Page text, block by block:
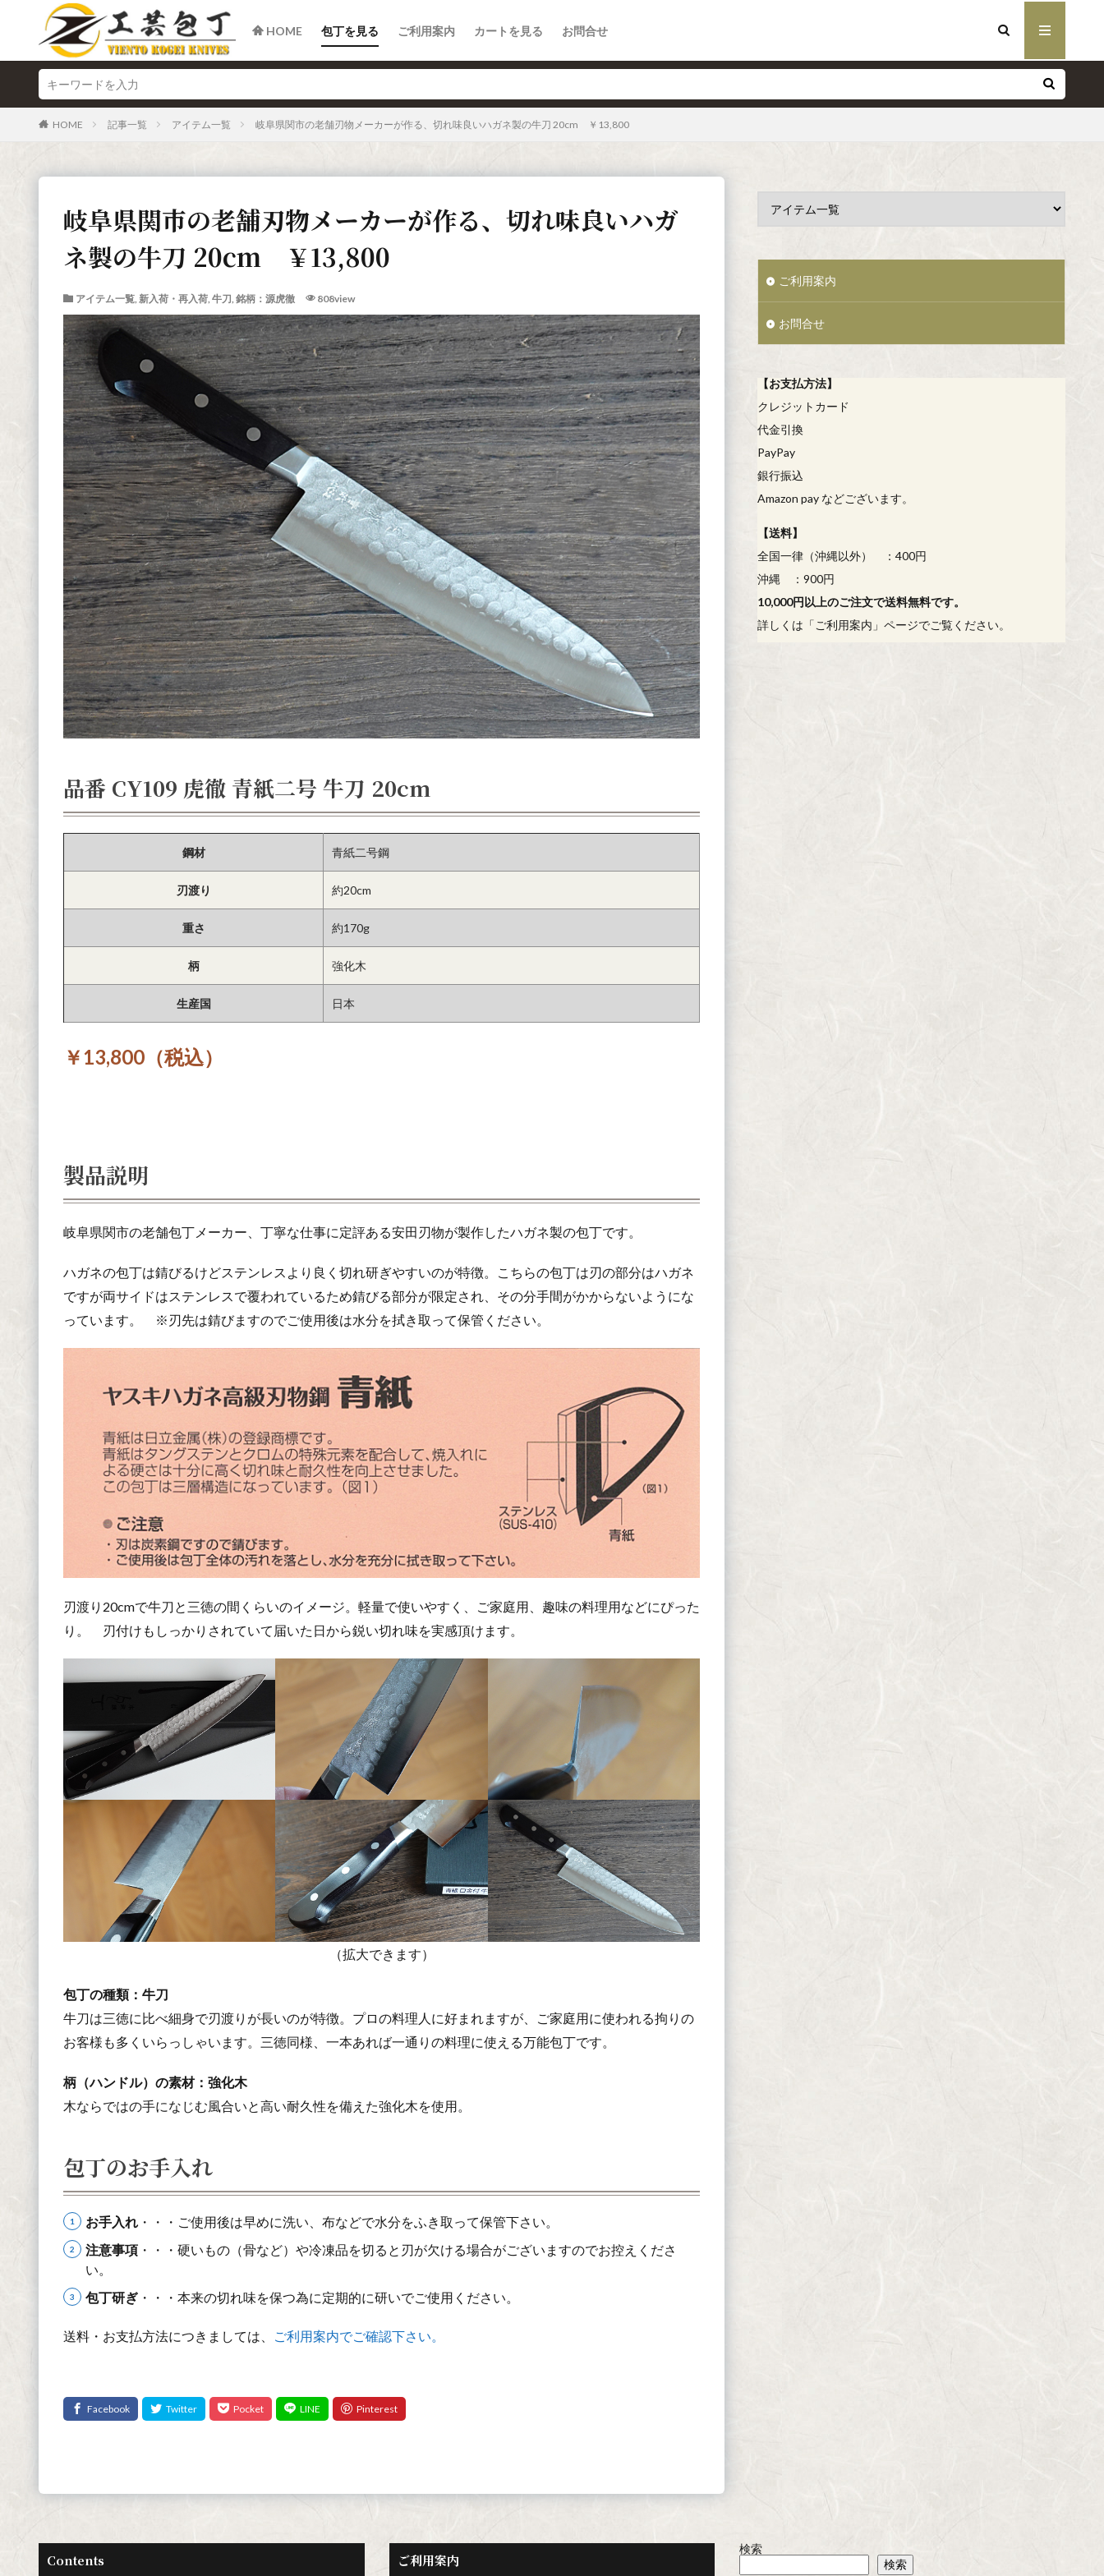
HOME 包丁を見る ご利用案内 カートを見る お問合せ
HOME 記事一覧 アイテム一覧 岐阜県関市の老舗刃物メーカーが作る、切れ味良いハガネ製の牛刀 20cm ￥13,800
岐阜県関市の老舗刃物メーカーが作る、切れ味良いハガ
ネ製の牛刀 20cm ￥13,800
アイテム一覧, 新入荷・再入荷, 牛刀, 銘柄：源虎徹 808view
品番 CY109 虎徹 青紙二号 牛刀 20cm
鋼材 青紙二号鋼
刃渡り 約20cm
重さ 約170g
柄 強化木
生産国 日本
￥13,800（税込）
製品説明
岐阜県関市の老舗包丁メーカー、丁寧な仕事に定評ある安田刃物が製作したハガネ製の包丁です。
ハガネの包丁は錆びるけどステンレスより良く切れ研ぎやすいのが特徴。こちらの包丁は刃の部分はハガネ
ですが両サイドはステンレスで覆われているため錆びる部分が限定され、その分手間がかからないようにな
っています。 ※刃先は錆びますのでご使用後は水分を拭き取って保管ください。
刃渡り20cmで牛刀と三徳の間くらいのイメージ。軽量で使いやすく、ご家庭用、趣味の料理用などにぴった
り。 刃付けもしっかりされていて届いた日から鋭い切れ味を実感頂けます。
（拡大できます）
包丁の種類：牛刀
牛刀は三徳に比べ細身で刃渡りが長いのが特徴。プロの料理人に好まれますが、ご家庭用に使われる拘りの
お客様も多くいらっしゃいます。三徳同様、一本あれば一通りの料理に使える万能包丁です。
柄（ハンドル）の素材：強化木
木ならではの手になじむ風合いと高い耐久性を備えた強化木を使用。
包丁のお手入れ
お手入れ ・・・ご使用後は早めに洗い、布などで水分をふき取って保管下さい。
注意事項 ・・・硬いもの（骨など）や冷凍品を切ると刃が欠ける場合がございますのでお控えくださ
い。
包丁研ぎ ・・・本来の切れ味を保つ為に定期的に研いでご使用ください。
送料・お支払方法につきましては、 ご利用案内でご確認下さい。
ご利用案内
お問合せ
【お支払方法】
クレジットカード
代金引換
PayPay
銀行振込
Amazon pay などございます。
【送料】
全国一律（沖縄以外） ：400円
沖縄 ：900円
10,000円以上のご注文で送料無料です。
詳しくは「ご利用案内 」ページでご覧ください。
Contents ご利用案内
検索
検索